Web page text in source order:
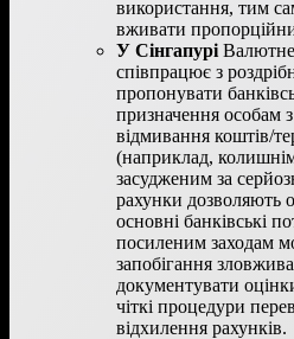
використання, тим
вживати
У Сінгапурі
співпрацює з
пропонувати
призначення особам
відмивання коштів/
(наприклад,
засудженим за
рахунки дозволяють
основні банківські
посиленим заходам
запобігання
документувати
чіткі процедури
відхилення рахунків.